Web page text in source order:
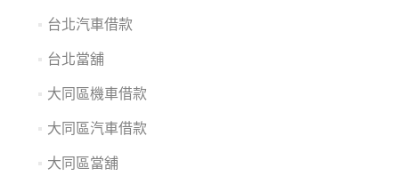
台北汽車借款
台北當舖
大同區機車借款
大同區汽車借款
大同區當舖